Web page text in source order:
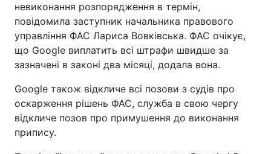
невиконання розпорядження в термін,
повідомила заступник начальника правового
управління ФАС Лариса Вовківська. ФАС очікує,
що Google виплатить всі штрафи швидше за
зазначені в законі два місяці, додала вона.
Google також відкличе всі позови з судів про
оскарження рішень ФАС, служба в свою чергу
відкличе позов про примушення до виконання
припису.